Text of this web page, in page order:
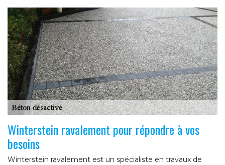
Winterstein ravalement pour répondre à vos
besoins
Winterstein ravalement est un spécialiste en travaux de